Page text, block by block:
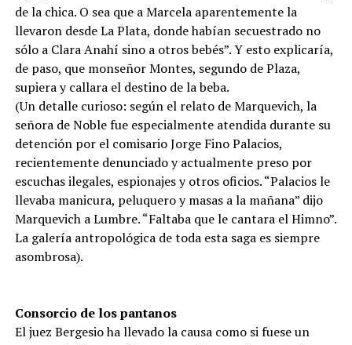
de la chica. O sea que a Marcela aparentemente la
llevaron desde La Plata, donde habían secuestrado no
sólo a Clara Anahí sino a otros bebés”. Y esto explicaría,
de paso, que monseñor Montes, segundo de Plaza,
supiera y callara el destino de la beba.
(Un detalle curioso: según el relato de Marquevich, la
señora de Noble fue especialmente atendida durante su
detención por el comisario Jorge Fino Palacios,
recientemente denunciado y actualmente preso por
escuchas ilegales, espionajes y otros oficios. “Palacios le
llevaba manicura, peluquero y masas a la mañana” dijo
Marquevich a Lumbre. “Faltaba que le cantara el Himno”.
La galería antropológica de toda esta saga es siempre
asombrosa).
Consorcio de los pantanos
El juez Bergesio ha llevado la causa como si fuese un